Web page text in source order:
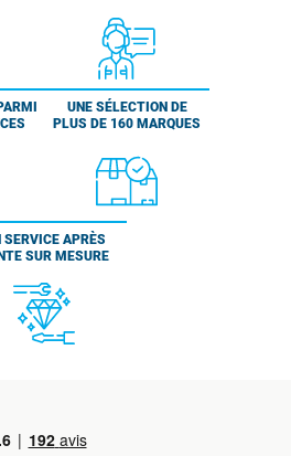
UNE SÉLECTION DE
PLUS DE 160 MARQUES
SERVICE APRÈS
SUR MESURE